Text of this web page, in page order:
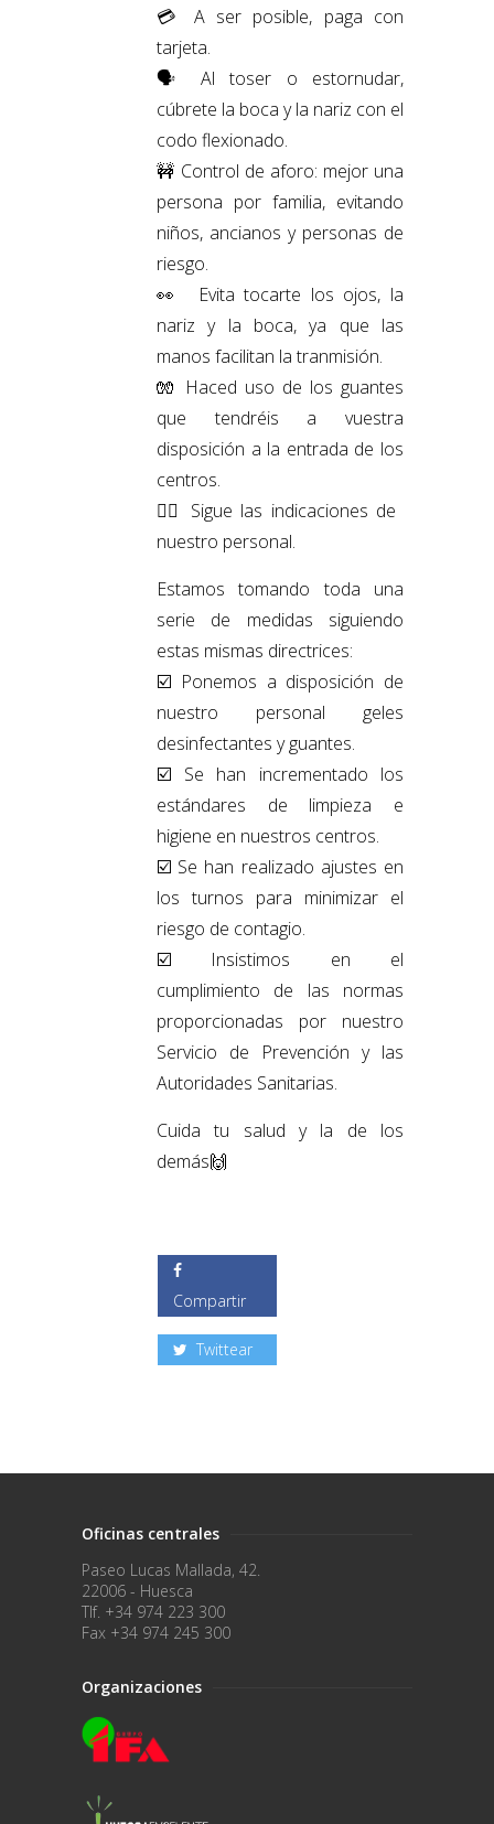
💳
A ser posible, paga con
tarjeta.
🗣
Al toser o estornudar,
cúbrete la boca y la nariz con el
codo flexionado.
🚧 Control de aforo: mejor una
persona por familia, evitando
niños, ancianos y personas de
riesgo.
👀
Evita tocarte los ojos, la
nariz y la boca, ya que las
manos facilitan la tranmisión.
🧤 Haced uso de los guantes
que tendréis a vuestra
disposición a la entrada de los
centros.
🙋‍♀️
Sigue las indicaciones de
nuestro personal.
Estamos tomando toda una
serie de medidas siguiendo
estas mismas directrices:
☑️ Ponemos a disposición de
nuestro personal geles
desinfectantes y guantes.
☑️ Se han incrementado los
estándares de limpieza e
higiene en nuestros centros.
☑️ Se han realizado ajustes en
los turnos para minimizar el
riesgo de contagio.
☑️ Insistimos en el
cumplimiento de las normas
proporcionadas por nuestro
Servicio de Prevención y las
Autoridades Sanitarias.
Cuida tu salud y la de los
demás🙌
Compartir
Twittear
Oficinas centrales
Paseo Lucas Mallada, 42.
22006 - Huesca
Tlf. +34 974 223 300
Fax +34 974 245 300
Organizaciones